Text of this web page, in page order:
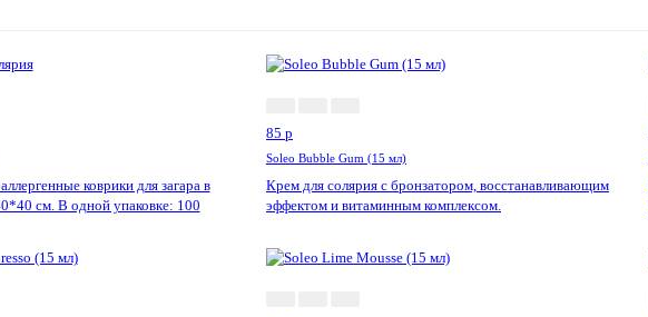
коврики для загара в
см. В одной упаковке: 100
85 p
Soleo Bubble Gum (15 мл)
Крем для солярия с бронзатором, восстанавливающим
эффектом и витаминным комплексом.